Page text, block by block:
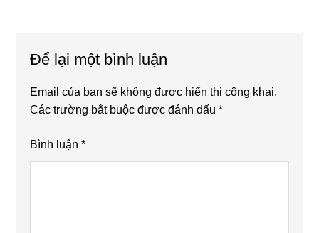
Để lại một bình luận
Email của bạn sẽ không được hiển thị công khai.
Các trường bắt buộc được đánh dấu*
Bình luận*